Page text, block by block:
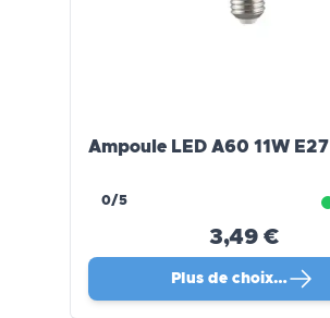
Ampoule LED A60 11W E27
0/5
3,49 €
Plus de choix…